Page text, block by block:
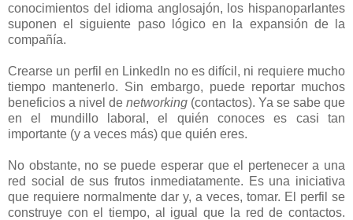
conocimientos del idioma anglosajón, los hispanoparlantes
suponen el siguiente paso lógico en la expansión de la
compañía.
Crearse un perfil en LinkedIn no es difícil, ni requiere mucho
tiempo mantenerlo. Sin embargo, puede reportar muchos
beneficios a nivel de networking (contactos). Ya se sabe que
en el mundillo laboral, el quién conoces es casi tan
importante (y a veces más) que quién eres.
No obstante, no se puede esperar que el pertenecer a una
red social de sus frutos inmediatamente. Es una iniciativa
que requiere normalmente dar y, a veces, tomar. El perfil se
construye con el tiempo, al igual que la red de contactos.